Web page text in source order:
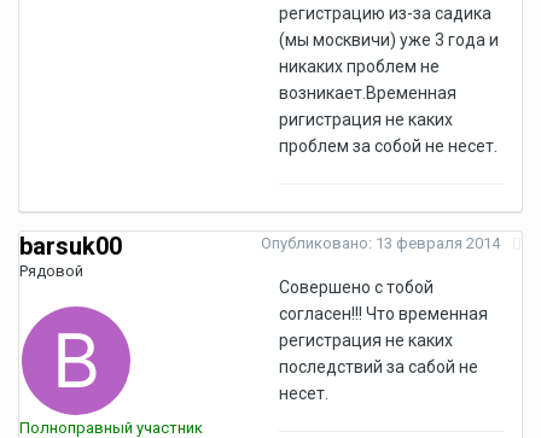
регистрацию из-за садика
(мы москвичи) уже 3 года и
никаких проблем не
возникает.Временная
ригистрация не каких
проблем за собой не несет.
barsuk00
Рядовой
Полноправный участник
Опубликовано: 13 февраля 2014
Совершено с тобой
согласен!!! Что временная
регистрация не каких
последствий за сабой не
несет.